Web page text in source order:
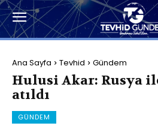
Ana Sayfa Tevhid Gündem
Hulusi Akar: Rusya
atıldı
GÜNDEM